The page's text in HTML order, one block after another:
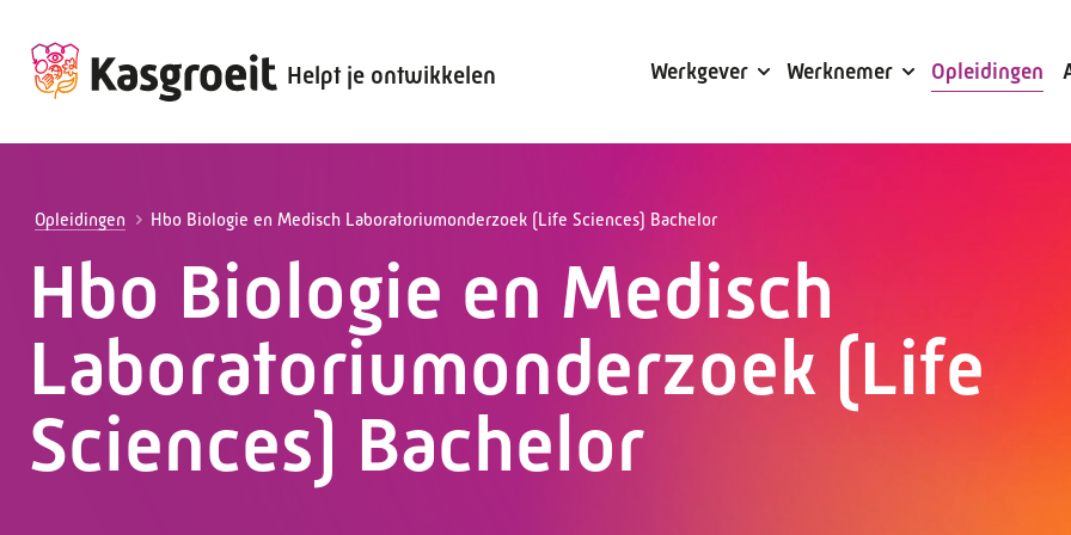
Helpt je ontwikkelen Werkgever
Alles voor de werkgever
Werknemer
Alles voor de werknemer
Opleidingen
Opleidingen Hbo Biologie en Medisch Laboratoriumonderzoek (Life Sciences) Bachelor
Hbo Biologie en Medisch
Laboratoriumonderzoek (Life
Sciences) Bachelor